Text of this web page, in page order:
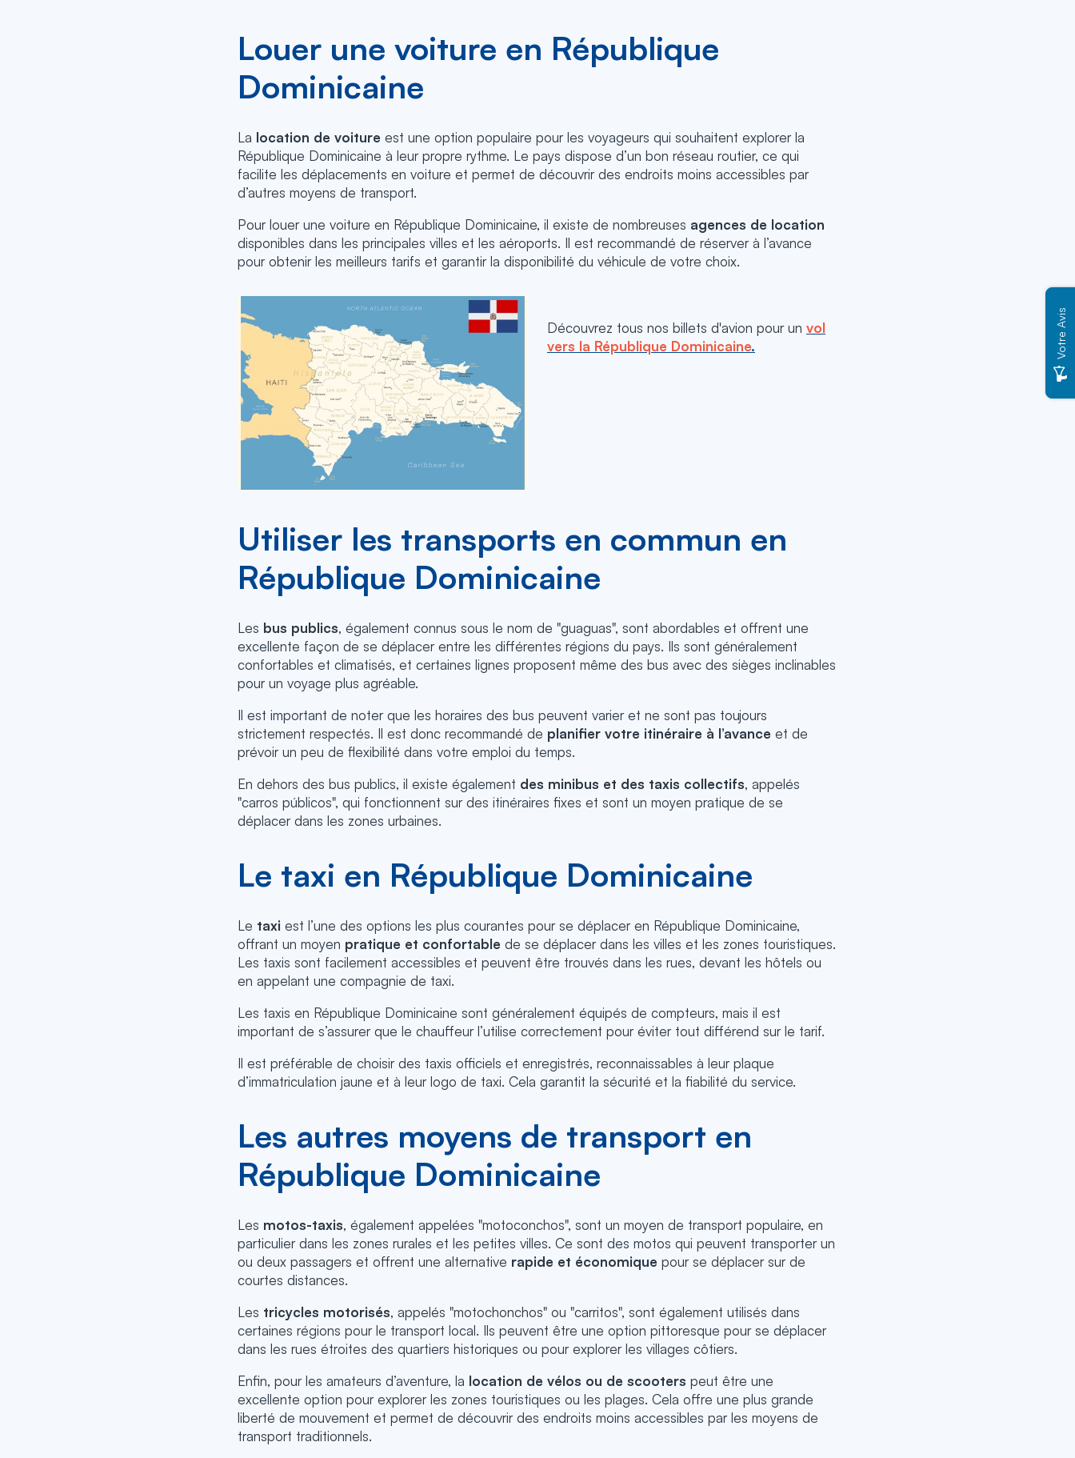
Louer une voiture en République
Dominicaine
La location de voiture est une option populaire pour les voyageurs qui souhaitent explorer la
République Dominicaine à leur propre rythme. Le pays dispose d’un bon réseau routier, ce qui
facilite les déplacements en voiture et permet de découvrir des endroits moins accessibles par
d’autres moyens de transport.
Pour louer une voiture en République Dominicaine, il existe de nombreuses agences de location
disponibles dans les principales villes et les aéroports. Il est recommandé de réserver à l’avance
pour obtenir les meilleurs tarifs et garantir la disponibilité du véhicule de votre choix.
Découvrez tous nos billets d'avion pour un vol
vers la République Dominicaine.
Utiliser les transports en commun en
République Dominicaine
Les bus publics, également connus sous le nom de "guaguas", sont abordables et offrent une
excellente façon de se déplacer entre les différentes régions du pays. Ils sont généralement
confortables et climatisés, et certaines lignes proposent même des bus avec des sièges inclinables
pour un voyage plus agréable.
Il est important de noter que les horaires des bus peuvent varier et ne sont pas toujours
strictement respectés. Il est donc recommandé de planifier votre itinéraire à l’avance et de
prévoir un peu de flexibilité dans votre emploi du temps.
En dehors des bus publics, il existe également des minibus et des taxis collectifs, appelés
"carros públicos", qui fonctionnent sur des itinéraires fixes et sont un moyen pratique de se
déplacer dans les zones urbaines.
Le taxi en République Dominicaine
Le taxi est l’une des options les plus courantes pour se déplacer en République Dominicaine,
offrant un moyen pratique et confortable de se déplacer dans les villes et les zones touristiques.
Les taxis sont facilement accessibles et peuvent être trouvés dans les rues, devant les hôtels ou
en appelant une compagnie de taxi.
Les taxis en République Dominicaine sont généralement équipés de compteurs, mais il est
important de s’assurer que le chauffeur l’utilise correctement pour éviter tout différend sur le tarif.
Il est préférable de choisir des taxis officiels et enregistrés, reconnaissables à leur plaque
d’immatriculation jaune et à leur logo de taxi. Cela garantit la sécurité et la fiabilité du service.
Les autres moyens de transport en
République Dominicaine
Les motos-taxis, également appelées "motoconchos", sont un moyen de transport populaire, en
particulier dans les zones rurales et les petites villes. Ce sont des motos qui peuvent transporter un
ou deux passagers et offrent une alternative rapide et économique pour se déplacer sur de
courtes distances.
Les tricycles motorisés, appelés "motochonchos" ou "carritos", sont également utilisés dans
certaines régions pour le transport local. Ils peuvent être une option pittoresque pour se déplacer
dans les rues étroites des quartiers historiques ou pour explorer les villages côtiers.
Enfin, pour les amateurs d’aventure, la location de vélos ou de scooters peut être une
excellente option pour explorer les zones touristiques ou les plages. Cela offre une plus grande
liberté de mouvement et permet de découvrir des endroits moins accessibles par les moyens de
transport traditionnels.
Votre Avis